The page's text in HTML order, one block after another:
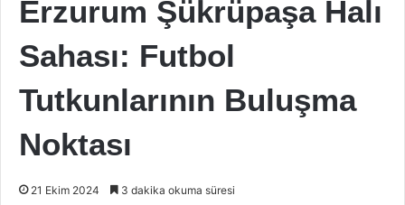
Erzurum Şükrüpaşa Halı
Sahası: Futbol
Tutkunlarının Buluşma
Noktası
21 Ekim 2024 3 dakika okuma süresi